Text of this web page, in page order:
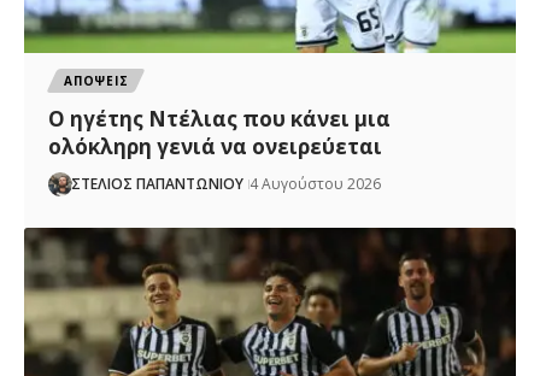
ΑΠΟΨΕΙΣ
Ο ηγέτης Ντέλιας που κάνει μια
ολόκληρη γενιά να ονειρεύεται
ΣΤΕΛΙΟΣ ΠΑΠΑΝΤΩΝΙΟΥ 4 Αυγούστου 2026